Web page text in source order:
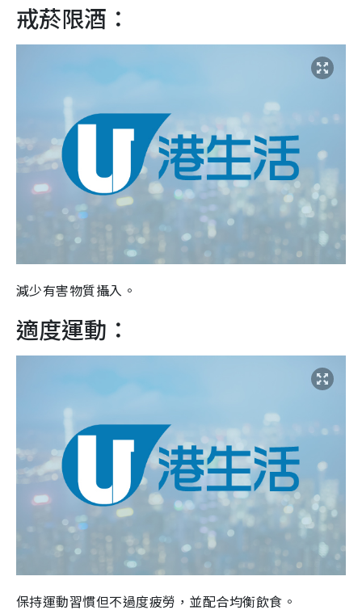
戒菸限酒：
減少有害物質攝入。
適度運動：
保持運動習慣但不過度疲勞，並配合均衡飲食。